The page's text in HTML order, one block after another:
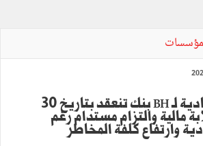
الجلسة العامة العادية لـ BH بنك تنعقد بتاريخ 30
صلابة مالية والتزام مستدام رغم
وارتفاع كلفة المخاطر